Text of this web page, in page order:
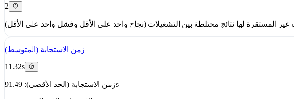
2
زمن الاستجابة (المتوسط)
11.32s
زمن الاستجابة (الحد الأقصى): 91.49s